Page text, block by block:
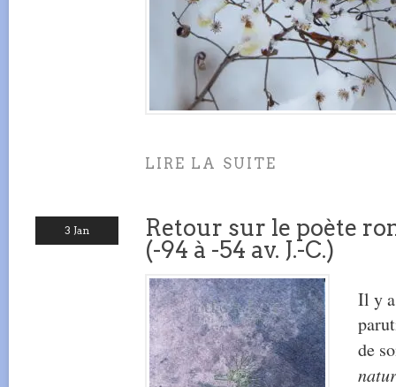
LIRE LA SUITE
3 Jan
Retour sur le poète
(-94 à -54 av. J.-C.)
Il y
de